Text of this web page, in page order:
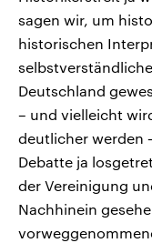
sagen wir, um
historischen
Deutschland
– und vielleicht
deutlicher werden
Debatte ja
der Vereinigung
Nachhinein